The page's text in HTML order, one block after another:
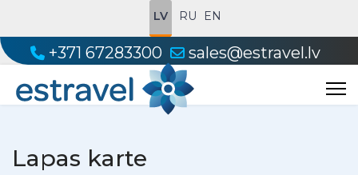
LV RU EN
+371 67283300 sales@estravel.lv
Lapas karte